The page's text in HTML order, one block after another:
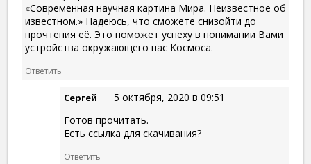
«Современная научная картина Мира. Неизвестное об
известном.» Надеюсь, что сможете снизойти до
прочтения её. Это поможет успеху в понимании Вами
устройства окружающего нас Космоса.
Ответить
Сергей
5 октября, 2020 в 09:51
Готов прочитать.
Есть ссылка для скачивания?
Ответить